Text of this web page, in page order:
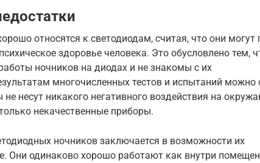
относятся к светодиодам, считая, что они могут
здоровье человека. Это обусловлено тем,
ночников на диодах и не знакомы с их
многочисленных тестов и испытаний можно
не несут никакого негативного воздействия на
некачественные приборы.
ночников заключается в возможности их
Они одинаково хорошо работают как внутри